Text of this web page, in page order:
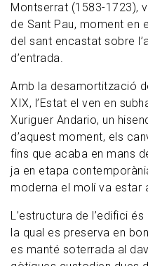
Montserrat (1583-1723),
de Sant Pau, moment en
del sant encastat sobre
d’entrada.
Amb la desamortització
XIX, l’Estat el ven en
Xuriguer Andario, un
d’aquest moment, els
fins que acaba en mans
ja en etapa
moderna el molí va estar
L’estructura de l’edifici
la qual es preserva en
es manté soterrada al